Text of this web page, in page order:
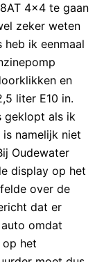
4×4 te gaan
zeker weten
ik eenmaal
en
liter E10 in.
geklopt als ik
namelijk niet
Oudewater
display op het
over de
dat er
omdat
het